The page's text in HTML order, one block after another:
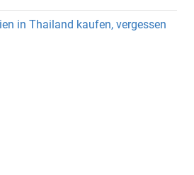
in Thailand kaufen, vergessen